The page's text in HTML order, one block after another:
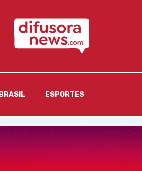
BRASIL ESPORTES